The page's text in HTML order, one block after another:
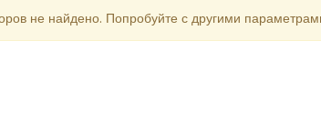
не найдено. Попробуйте с другими